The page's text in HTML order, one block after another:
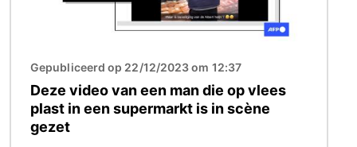
Gepubliceerd op 22/12/2023 om 12:37
Deze video van een man die op vlees
plast in een supermarkt is in scène
gezet